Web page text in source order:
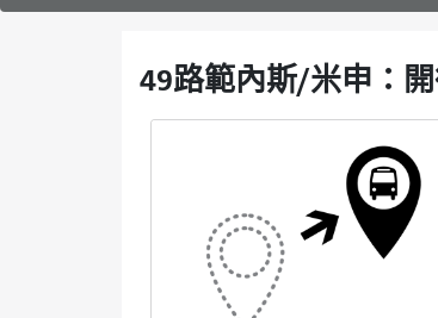
49路範內斯/米申：